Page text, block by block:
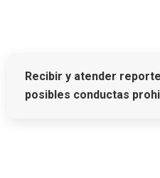
Recibir y atender
posibles conductas